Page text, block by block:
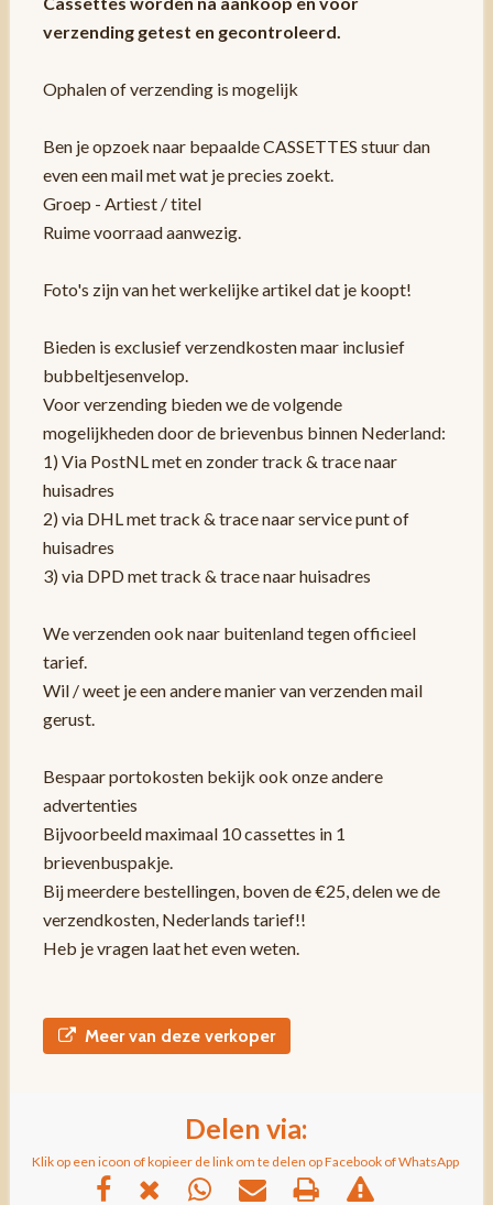
verzending getest en gecontroleerd.
Ophalen of verzending is mogelijk
Ben je opzoek naar bepaalde CASSETTES stuur dan
even een mail met wat je precies zoekt.
Groep - Artiest / titel
Ruime voorraad aanwezig.
Foto's zijn van het werkelijke artikel dat je koopt!
Bieden is exclusief verzendkosten maar inclusief
bubbeltjesenvelop.
Voor verzending bieden we de volgende
mogelijkheden door de brievenbus binnen Nederland:
1) Via PostNL met en zonder track & trace naar
huisadres
2) via DHL met track & trace naar service punt of
huisadres
3) via DPD met track & trace naar huisadres
We verzenden ook naar buitenland tegen officieel
tarief.
Wil / weet je een andere manier van verzenden mail
gerust.
Bespaar portokosten bekijk ook onze andere
advertenties
Bijvoorbeeld maximaal 10 cassettes in 1
brievenbuspakje.
Bij meerdere bestellingen, boven de €25, delen we de
verzendkosten, Nederlands tarief!!
Heb je vragen laat het even weten.
Meer van deze verkoper
Delen via:
Klik op een icoon of kopieer de link om te delen op Facebook of WhatsApp